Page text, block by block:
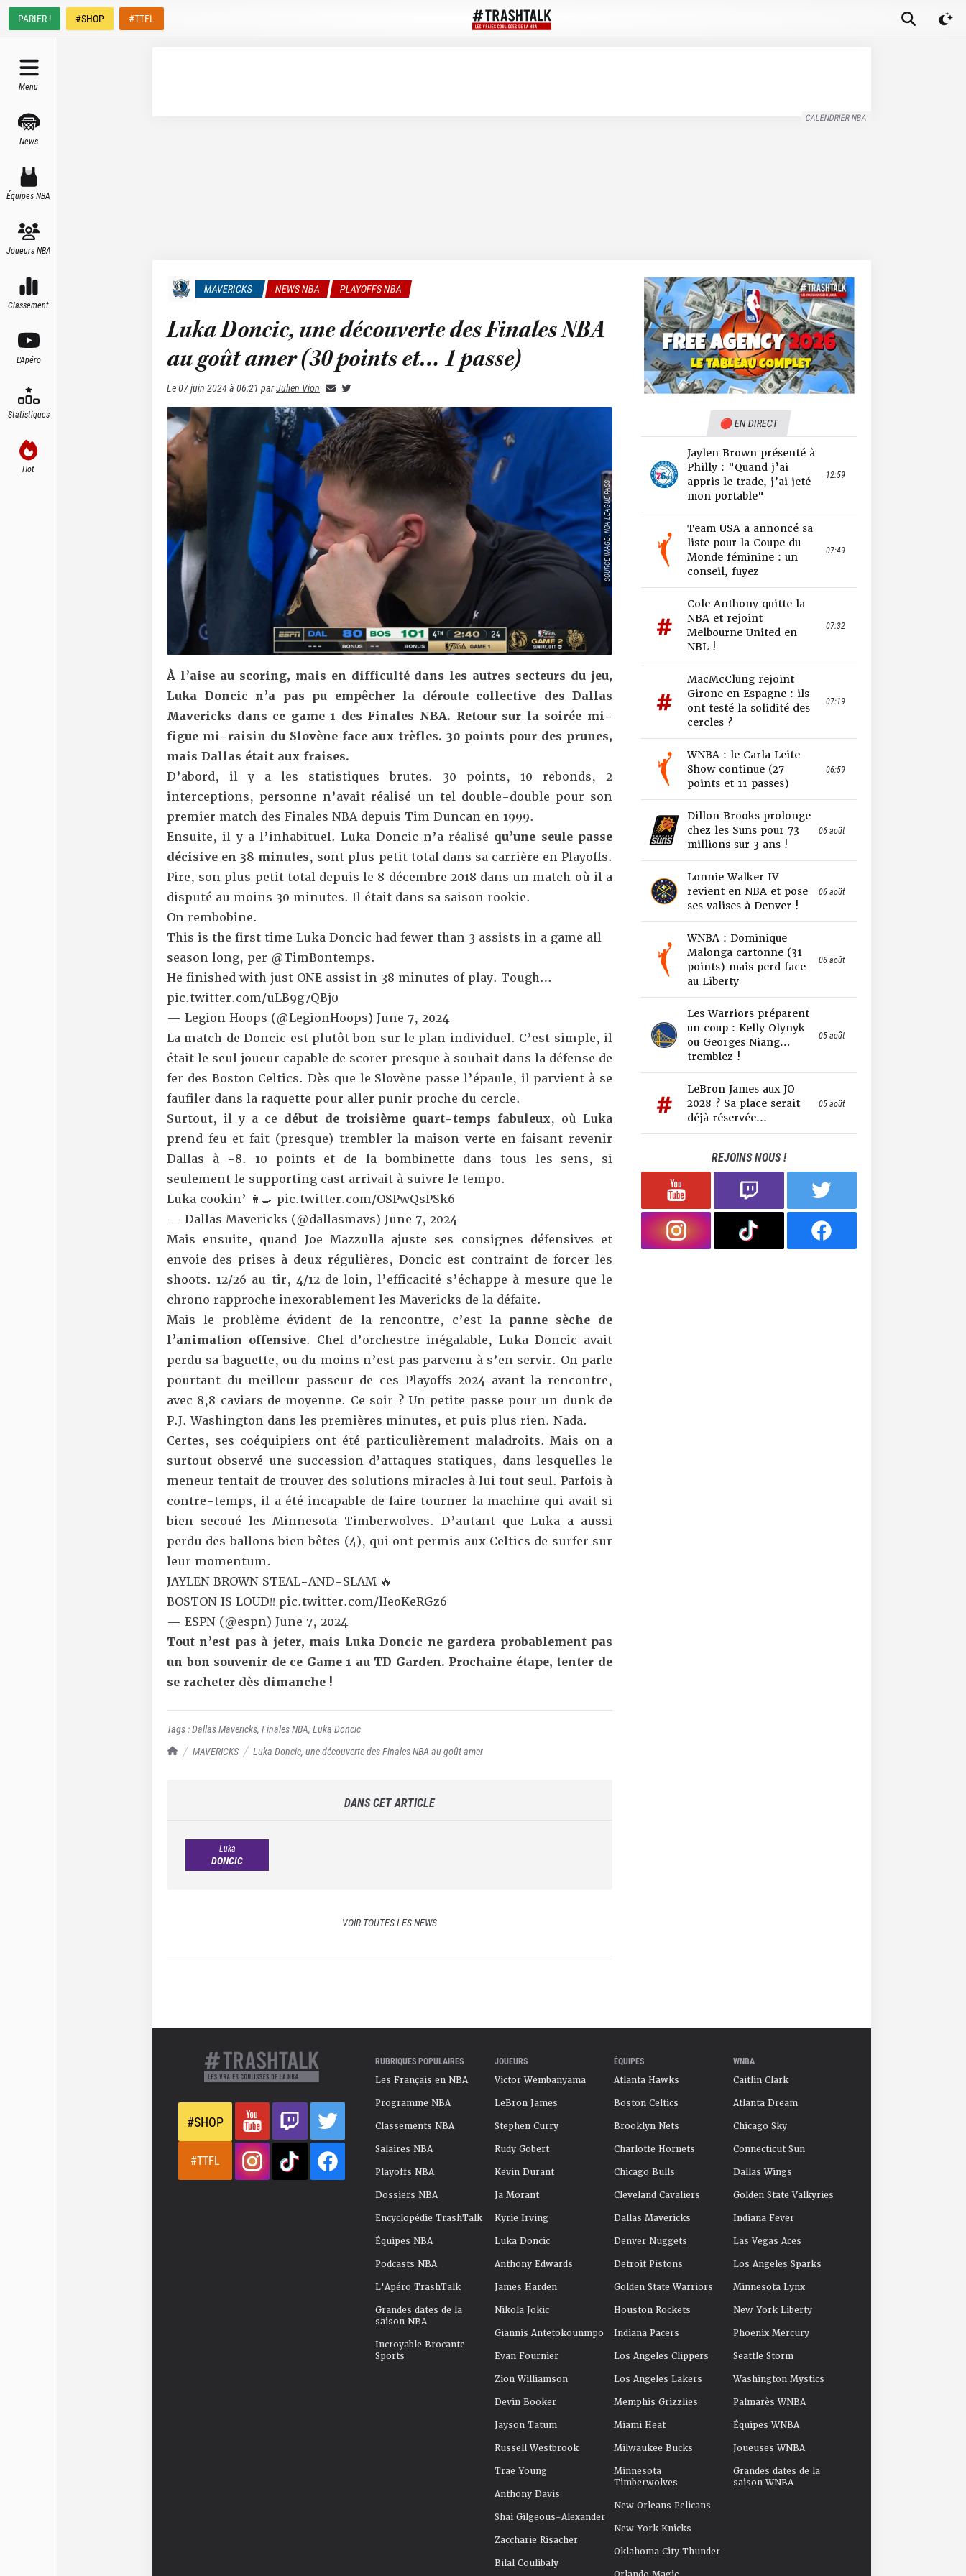
PARIER ! #SHOP #TTFL
Menu
News
Équipes NBA
Joueurs NBA
Classement
L'Apéro
Statistiques
Hot
CALENDRIER NBA
TrashTalk Actu NBA
MAVERICKS Luka Doncic, une découverte des Finales NBA au goût amer
MAVERICKS NEWS NBA PLAYOFFS NBA
Luka Doncic, une découverte des Finales NBA
au goût amer (30 points et… 1 passe)
Le07 juin 2024 à 06:21 parJulien Vion
SOURCE IMAGE : NBA LEAGUE PASS
À l’aise au scoring, mais en difficulté dans les autres secteurs du jeu,
Luka Doncic n’a pas pu empêcher la déroute collective des Dallas
Mavericks dans ce game 1 des Finales NBA. Retour sur la soirée mi-
figue mi-raisin du Slovène face aux trèfles. 30 points pour des prunes,
mais Dallas était aux fraises.
D’abord, il y a les statistiques brutes. 30 points, 10 rebonds, 2
interceptions, personne n’avait réalisé un tel double-double pour son
premier match des Finales NBA depuis Tim Duncan en 1999.
Ensuite, il y a l’inhabituel. Luka Doncic n’a réalisé qu’une seule passe
décisive en 38 minutes, sont plus petit total dans sa carrière en Playoffs.
Pire, son plus petit total depuis le 8 décembre 2018 dans un match où il a
disputé au moins 30 minutes. Il était dans sa saison rookie.
On rembobine.
This is the first time Luka Doncic had fewer than 3 assists in a game all
season long, per @TimBontemps.
He finished with just ONE assist in 38 minutes of play. Tough…
pic.twitter.com/uLB9g7QBj0
— Legion Hoops (@LegionHoops) June 7, 2024
La match de Doncic est plutôt bon sur le plan individuel. C’est simple, il
était le seul joueur capable de scorer presque à souhait dans la défense de
fer des Boston Celtics. Dès que le Slovène passe l’épaule, il parvient à se
faufiler dans la raquette pour aller punir proche du cercle.
Surtout, il y a ce début de troisième quart-temps fabuleux, où Luka
prend feu et fait (presque) trembler la maison verte en faisant revenir
Dallas à -8. 10 points et de la bombinette dans tous les sens, si
seulement le supporting cast arrivait à suivre le tempo.
Luka cookin’ 👨‍🍳 pic.twitter.com/OSPwQsPSk6
— Dallas Mavericks (@dallasmavs) June 7, 2024
Mais ensuite, quand Joe Mazzulla ajuste ses consignes défensives et
envoie des prises à deux régulières, Doncic est contraint de forcer les
shoots. 12/26 au tir, 4/12 de loin, l’efficacité s’échappe à mesure que le
chrono rapproche inexorablement les Mavericks de la défaite.
Mais le problème évident de la rencontre, c’est la panne sèche de
l’animation offensive. Chef d’orchestre inégalable, Luka Doncic avait
perdu sa baguette, ou du moins n’est pas parvenu à s’en servir. On parle
pourtant du meilleur passeur de ces Playoffs 2024 avant la rencontre,
avec 8,8 caviars de moyenne. Ce soir ? Un petite passe pour un dunk de
P.J. Washington dans les premières minutes, et puis plus rien. Nada.
Certes, ses coéquipiers ont été particulièrement maladroits. Mais on a
surtout observé une succession d’attaques statiques, dans lesquelles le
meneur tentait de trouver des solutions miracles à lui tout seul. Parfois à
contre-temps, il a été incapable de faire tourner la machine qui avait si
bien secoué les Minnesota Timberwolves. D’autant que Luka a aussi
perdu des ballons bien bêtes (4), qui ont permis aux Celtics de surfer sur
leur momentum.
JAYLEN BROWN STEAL-AND-SLAM 🔥
BOSTON IS LOUD‼️ pic.twitter.com/lIeoKeRGz6
— ESPN (@espn) June 7, 2024
Tout n’est pas à jeter, mais Luka Doncic ne gardera probablement pas
un bon souvenir de ce Game 1 au TD Garden. Prochaine étape, tenter de
se racheter dès dimanche !
Tags :Dallas Mavericks, Finales NBA, Luka Doncic
DANS CET ARTICLE
Luka
DONCIC
VOIR TOUTES LES NEWS
🔴 EN DIRECT
Jaylen Brown présenté à
Philly : "Quand j’ai
appris le trade, j’ai jeté
mon portable"
12:59
Team USA a annoncé sa
liste pour la Coupe du
Monde féminine : un
conseil, fuyez
07:49
Cole Anthony quitte la
NBA et rejoint
Melbourne United en
NBL !
07:32
MacMcClung rejoint
Girone en Espagne : ils
ont testé la solidité des
cercles ?
07:19
WNBA : le Carla Leite
Show continue (27
points et 11 passes)
06:59
Dillon Brooks prolonge
chez les Suns pour 73
millions sur 3 ans !
06 août
Lonnie Walker IV
revient en NBA et pose
ses valises à Denver !
06 août
WNBA : Dominique
Malonga cartonne (31
points) mais perd face
au Liberty
06 août
Les Warriors préparent
un coup : Kelly Olynyk
ou Georges Niang…
tremblez !
05 août
LeBron James aux JO
2028 ? Sa place serait
déjà réservée...
05 août
REJOINS NOUS !
#SHOP
#TTFL
RUBRIQUES POPULAIRES
Les Français en NBA
Programme NBA
Classements NBA
Salaires NBA
Playoffs NBA
Dossiers NBA
Encyclopédie TrashTalk
Équipes NBA
Podcasts NBA
L'Apéro TrashTalk
Grandes dates de la
saison NBA
Incroyable Brocante
Sports
JOUEURS
Victor Wembanyama
LeBron James
Stephen Curry
Rudy Gobert
Kevin Durant
Ja Morant
Kyrie Irving
Luka Doncic
Anthony Edwards
James Harden
Nikola Jokic
Giannis Antetokounmpo
Evan Fournier
Zion Williamson
Devin Booker
Jayson Tatum
Russell Westbrook
Trae Young
Anthony Davis
Shai Gilgeous-Alexander
Zaccharie Risacher
Bilal Coulibaly
ÉQUIPES
Atlanta Hawks
Boston Celtics
Brooklyn Nets
Charlotte Hornets
Chicago Bulls
Cleveland Cavaliers
Dallas Mavericks
Denver Nuggets
Detroit Pistons
Golden State Warriors
Houston Rockets
Indiana Pacers
Los Angeles Clippers
Los Angeles Lakers
Memphis Grizzlies
Miami Heat
Milwaukee Bucks
Minnesota
Timberwolves
New Orleans Pelicans
New York Knicks
Oklahoma City Thunder
WNBA
Caitlin Clark
Atlanta Dream
Chicago Sky
Connecticut Sun
Dallas Wings
Golden State Valkyries
Indiana Fever
Las Vegas Aces
Los Angeles Sparks
Minnesota Lynx
New York Liberty
Phoenix Mercury
Seattle Storm
Washington Mystics
Palmarès WNBA
Équipes WNBA
Joueuses WNBA
Grandes dates de la
saison WNBA